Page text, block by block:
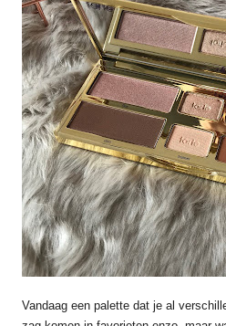
Vandaag een palette dat je al